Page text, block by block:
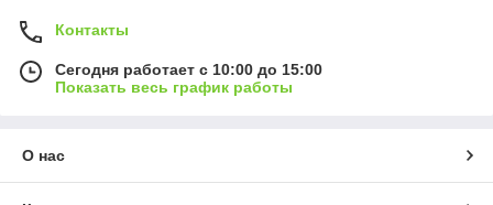
Контакты
Сегодня работает с 10:00 до 15:00
Показать весь график работы
О нас